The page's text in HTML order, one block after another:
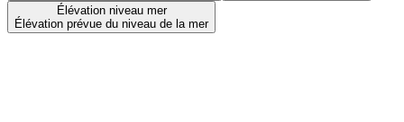
Élévation niveau mer
Élévation prévue du niveau de la mer